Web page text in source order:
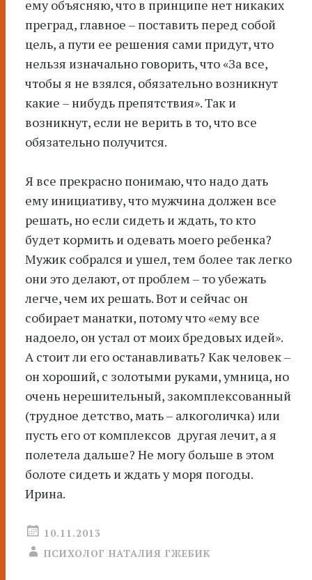
ему объясняю, что в принципе нет никаких
преград, главное – поставить перед собой
цель, а пути ее решения сами придут, что
нельзя изначально говорить, что «За все,
чтобы я не взялся, обязательно возникнут
какие – нибудь препятствия». Так и
возникнут, если не верить в то, что все
обязательно получится.
Я все прекрасно понимаю, что надо дать
ему инициативу, что мужчина должен все
решать, но если сидеть и ждать, то кто
будет кормить и одевать моего ребенка?
Мужик собрался и ушел, тем более так легко
они это делают, от проблем – то убежать
легче, чем их решать. Вот и сейчас он
собирает манатки, потому что «ему все
надоело, он устал от моих бредовых идей».
А стоит ли его останавливать? Как человек –
он хороший, с золотыми руками, умница, но
очень нерешительный, закомплексованный
(трудное детство, мать – алкоголичка) или
пусть его от комплексов другая лечит, а я
полетела дальше? Не могу больше в этом
болоте сидеть и ждать у моря погоды.
Ирина.
10.11.2013
ПСИХОЛОГ НАТАЛИЯ ГЖЕБИК